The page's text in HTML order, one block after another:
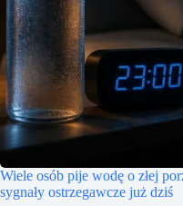
Wiele osób pije wodę o złej
sygnały ostrzegawcze już dziś